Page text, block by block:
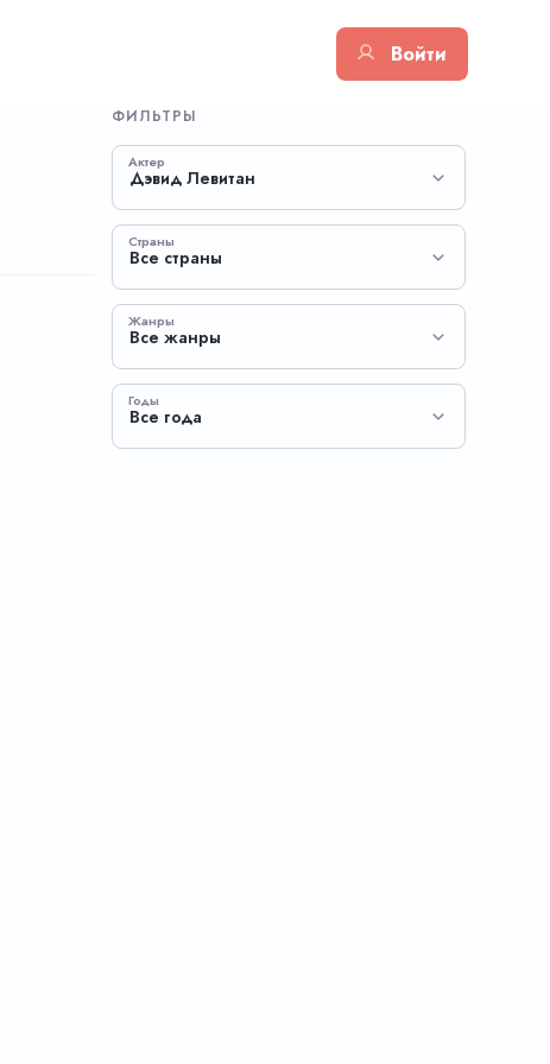
Войти
ФИЛЬТРЫ
Актер
Дэвид Левитан
Страны
Все страны
Жанры
Все жанры
Годы
Все года